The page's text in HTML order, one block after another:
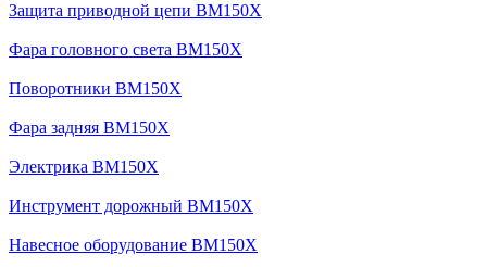
Защита приводной цепи BM150X
Фара головного света BM150X
Поворотники BM150X
Фара задняя BM150X
Электрика BM150X
Инструмент дорожный BM150X
Навесное оборудование BM150X